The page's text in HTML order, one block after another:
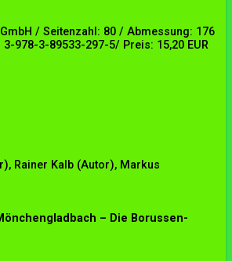
/ Seitenzahl: 80 / Abmessung: 176
978-3-89533-297-5/ Preis: 15,20 EUR
Rainer Kalb (Autor), Markus
– Die Borussen-